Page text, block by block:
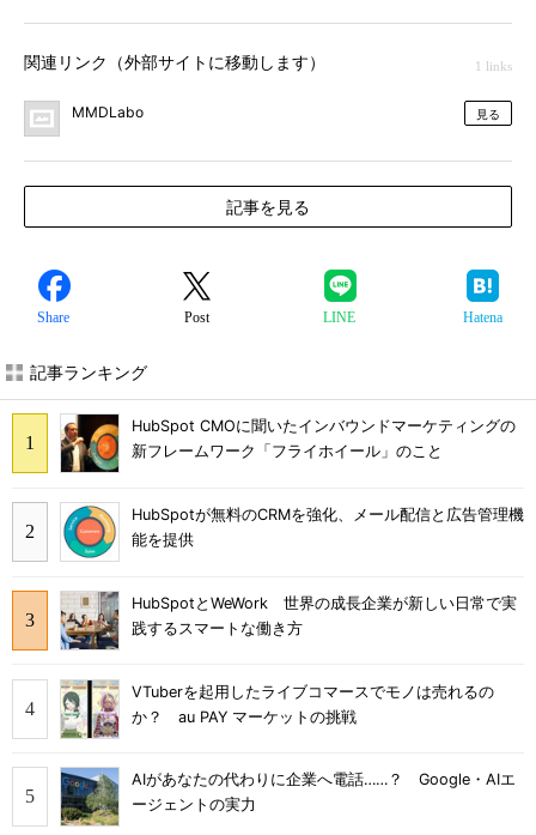
関連リンク（外部サイトに移動します） 1 links
MMDLabo 見る
記事を見る
Share Post LINE Hatena
記事ランキング
HubSpot CMOに聞いたインバウンドマーケティングの
新フレームワーク「フライホイール」のこと
HubSpotが無料のCRMを強化、メール配信と広告管理機
能を提供
HubSpotとWeWork 世界の成長企業が新しい日常で実
践するスマートな働き方
VTuberを起用したライブコマースでモノは売れるの
か？ au PAY マーケットの挑戦
AIがあなたの代わりに企業へ電話……？ Google・AIエ
ージェントの実力